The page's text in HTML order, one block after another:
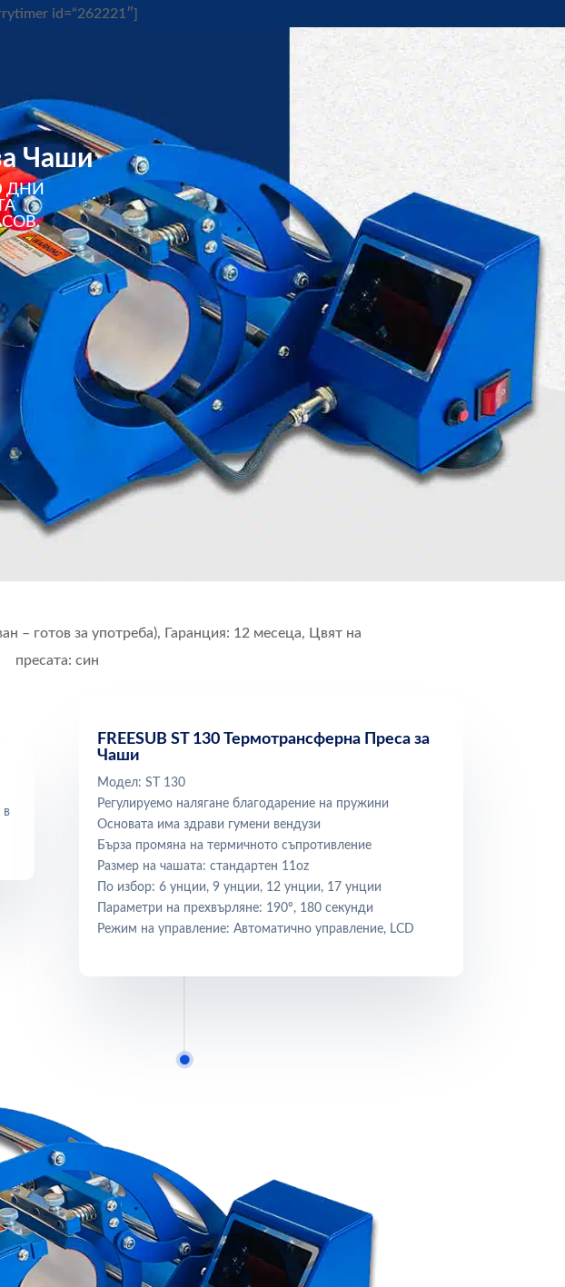
id=“262221″]
Чаши
ДНИ
– готов за употреба), Гаранция: 12 месеца, Цвят на
пресата: син
в
FREESUB ST 130 Термотрансферна Преса за
Чаши
Модел: ST 130
Регулируемо налягане благодарение на пружини
Основата има здрави гумени вендузи
Бърза промяна на термичното съпротивление
Размер на чашата: стандартен 11oz
По избор: 6 унции, 9 унции, 12 унции, 17 унции
Параметри на прехвърляне: 190º, 180 секунди
Режим на управление: Автоматично управление, LCD